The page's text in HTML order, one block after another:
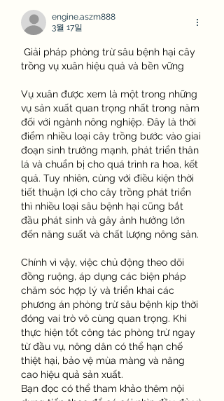
engine.aszm888
3월 17일
Giải pháp phòng trừ sâu bệnh hại cây
trồng vụ xuân hiệu quả và bền vững
Vụ xuân được xem là một trong những
vụ sản xuất quan trọng nhất trong năm
đối với ngành nông nghiệp. Đây là thời
điểm nhiều loại cây trồng bước vào giai
đoạn sinh trưởng mạnh, phát triển thân
lá và chuẩn bị cho quá trình ra hoa, kết
quả. Tuy nhiên, cùng với điều kiện thời
tiết thuận lợi cho cây trồng phát triển
thì nhiều loại sâu bệnh hại cũng bắt
đầu phát sinh và gây ảnh hưởng lớn
đến năng suất và chất lượng nông sản.
Chính vì vậy, việc chủ động theo dõi
đồng ruộng, áp dụng các biện pháp
chăm sóc hợp lý và triển khai các
phương án phòng trừ sâu bệnh kịp thời
đóng vai trò vô cùng quan trọng. Khi
thực hiện tốt công tác phòng trừ ngay
từ đầu vụ, nông dân có thể hạn chế
thiệt hại, bảo vệ mùa màng và nâng
cao hiệu quả sản xuất.
Bạn đọc có thể tham khảo thêm nội